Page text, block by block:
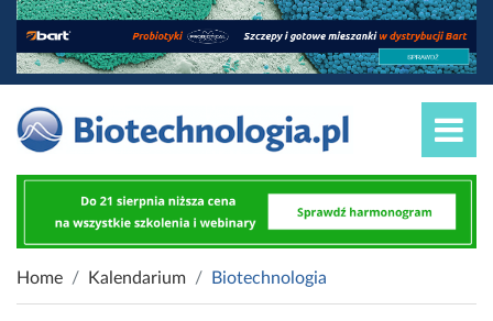
Home Kalendarium Biotechnologia